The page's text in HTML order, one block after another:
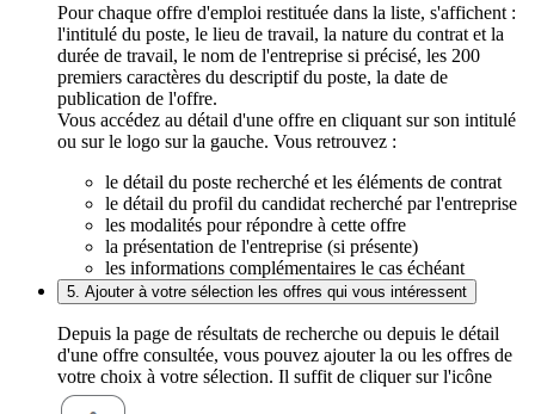
Pour chaque offre d'emploi restituée dans la liste, s'affichent :
l'intitulé du poste, le lieu de travail, la nature du contrat et la
durée de travail, le nom de l'entreprise si précisé, les 200
premiers caractères du descriptif du poste, la date de
publication de l'offre.
Vous accédez au détail d'une offre en cliquant sur son intitulé
ou sur le logo sur la gauche. Vous retrouvez :
le détail du poste recherché et les éléments de contrat
le détail du profil du candidat recherché par l'entreprise
les modalités pour répondre à cette offre
la présentation de l'entreprise (si présente)
les informations complémentaires le cas échéant
5. Ajouter à votre sélection les offres qui vous intéressent
Depuis la page de résultats de recherche ou depuis le détail
d'une offre consultée, vous pouvez ajouter la ou les offres de
votre choix à votre sélection. Il suffit de cliquer sur l'icône